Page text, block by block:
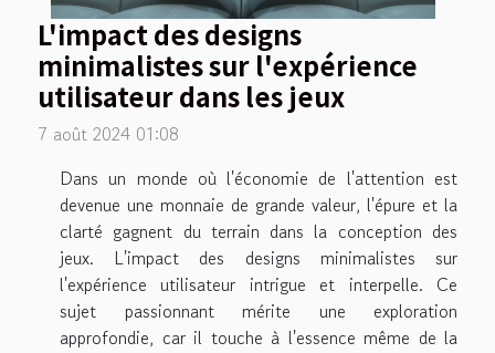
L'impact des designs
minimalistes sur l'expérience
utilisateur dans les jeux
7 août 2024 01:08
Dans un monde où l'économie de l'attention est
devenue une monnaie de grande valeur, l'épure et la
clarté gagnent du terrain dans la conception des
jeux. L'impact des designs minimalistes sur
l'expérience utilisateur intrigue et interpelle. Ce
sujet passionnant mérite une exploration
approfondie, car il touche à l'essence même de la